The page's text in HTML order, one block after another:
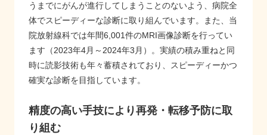
うまでにがんが進行してしまうことのないよう、病院全
体でスピーディーな診断に取り組んでいます。また、当
院放射線科では年間6,001件のMRI画像診断を行ってい
ます（2023年4月～2024年3月）。実績の積み重ねと同
時に読影技術も年々蓄積されており、スピーディーかつ
確実な診断を目指しています。
精度の高い手技により再発・転移予防に取
り組む